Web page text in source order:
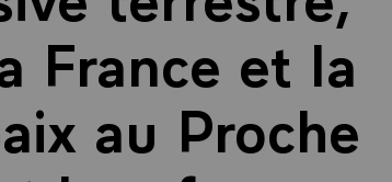
France et la
au Proche